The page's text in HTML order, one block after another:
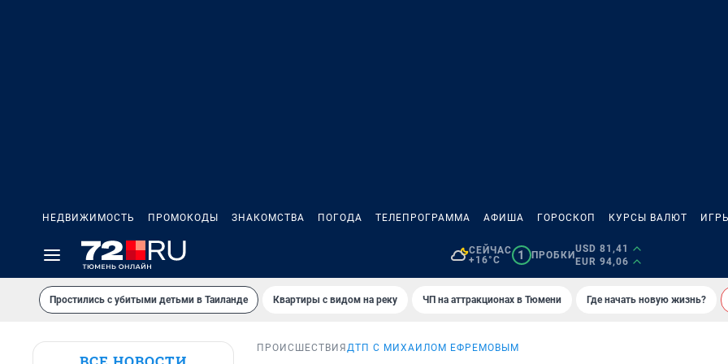
НЕДВИЖИМОСТЬ ПРОМОКОДЫ ЗНАКОМСТВА ПОГОДА ТЕЛЕПРОГРАММА АФИША ГОРОСКОП КУРСЫ ВАЛЮТ ИГРЫ
СЕЙЧАС
+16°C
1 ПРОБКИ
USD 81,41
EUR 94,06
Простились с убитыми детьми в Таиланде Квартиры с видом на реку ЧП на аттракционах в Тюмени Где начать новую жизнь?
ПРОИСШЕСТВИЯ ДТП С МИХАИЛОМ ЕФРЕМОВЫМ